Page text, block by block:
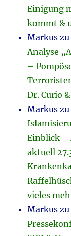
Einigung
kommt &
Markus
Analyse
–
Dr. Curio
Markus
Einblick –
aktuell
vieles
Markus